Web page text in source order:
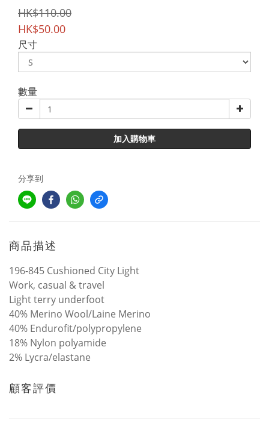
HK$110.00
HK$50.00
尺寸
數量
加入購物車
分享到
商品描述
196-845 Cushioned City Light
Work, casual & travel
Light terry underfoot
40% Merino Wool/Laine Merino
40% Endurofit/polypropylene
18% Nylon polyamide
2% Lycra/elastane
顧客評價